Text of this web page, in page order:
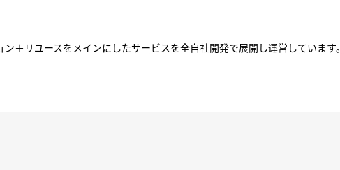
＋リユースをメインにしたサービスを全自社開発で展開し運営しています。